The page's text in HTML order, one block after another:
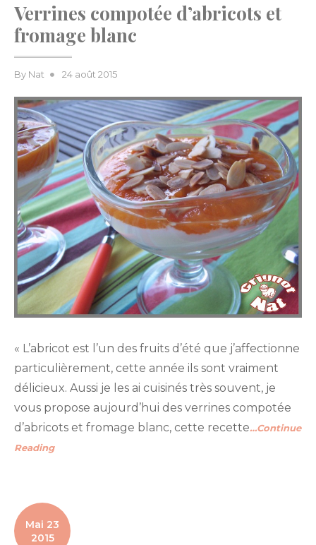
Verrines compotée d’abricots et
fromage blanc
By Nat
Posted
24 août 2015
« L’abricot est l’un des fruits d’été que j’affectionne
particulièrement, cette année ils sont vraiment
délicieux. Aussi je les ai cuisinés très souvent, je
vous propose aujourd’hui des verrines compotée
d’abricots et fromage blanc, cette recette…Continue
Reading
Mai 23
2015